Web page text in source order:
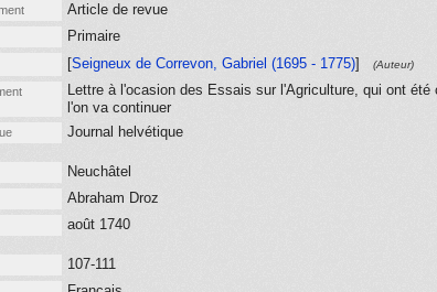
Article de revue
Primaire
[Seigneux de Correvon, Gabriel (1695 - 1775)] (Auteur)
Lettre à l'ocasion des Essais sur l'Agriculture, qui ont
l'on va continuer
Journal helvétique
Neuchâtel
Abraham Droz
août 1740
107-111